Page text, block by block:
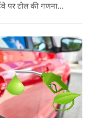
पर टोल की गणना